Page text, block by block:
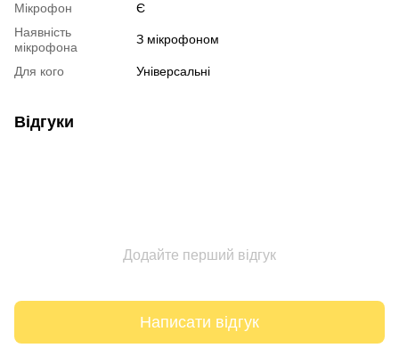
Мікрофон
Є
Наявність
мікрофона
З мікрофоном
Для кого Універсальні
Відгуки
Додайте перший відгук
Написати відгук